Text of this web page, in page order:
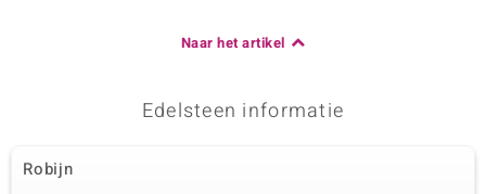
Herkomst
SI2 (H) Diamant
Naar het artikel
Edelsteen informatie
Robijn